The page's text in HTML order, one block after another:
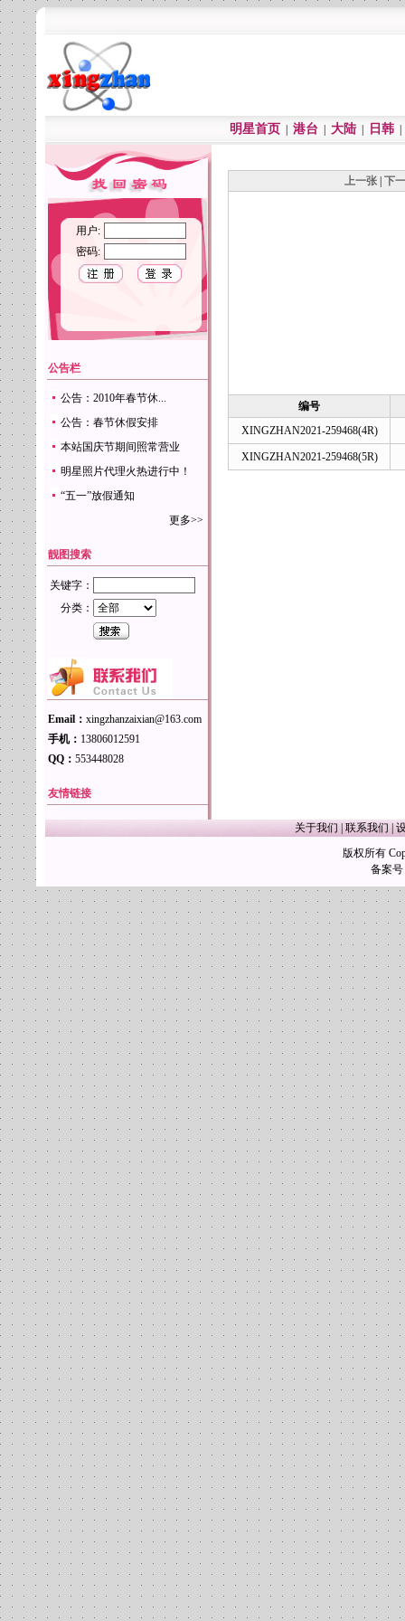
明星首页 港台 大陆 日韩
用户:
密码:
公告栏
公告：2010年春节休...
公告：春节休假安排
本站国庆节期间照常营业
明星照片代理火热进行中！
“五一”放假通知
更多>>
靓图搜索
关键字：
分类：
Email： xingzhanzaixian@163.com
手机： 13806012591
QQ： 553448028
友情链接
上一张 下
编号
XINGZHAN2021-259468(4R)
XINGZHAN2021-259468(5R)
关于我们 联系我们
版权所有
备案号